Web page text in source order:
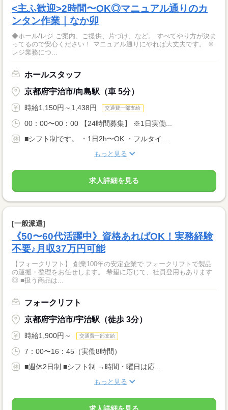
<主ふ歓迎>2時間〜OK◎マニュアル通りのカ
ンタン作業｜なか卯
◆ホール/レジ ご案内、ご提供、片づけ、など。 すべてやり方が決ま
ってるので安心ください！ マニュアル通りにやれば大丈夫です。 ※
レジ業務につ...
ホールスタッフ
京都府宇治市/向島駅（車 5分）
時給1,150円～1,438円 交通費一部支給
00：00〜00：00 【24時間募集】 ※1日実働...
■シフト制です。 ・1日2h〜OK ・フルタイ...
もっと見る
求人詳細を見る
[一般派遣]
《50〜60代活躍中》資格あればOK！実務経験
不要♪月収37万円可能
【フォークリフト】 創業100年の安定企業で フォークリフトで製品
の運搬・整理をお任せします。 希望に応じて、社員登用もあります
◎ ■扱う商品は...
フォークリフト
京都府宇治市/宇治駅（徒歩 3分）
時給1,900円～ 交通費一部支給
7：00〜16：45（実働8時間）
■週休2日制 ■シフト制 →時間・曜日は応...
もっと見る